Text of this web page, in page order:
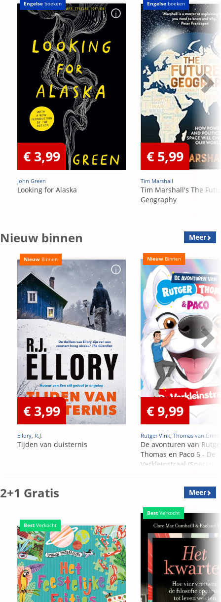
Engelse boeken
€ 3,99
John Green
Looking for Alaska
Engelse boeken
€ 5,99
Tim Marshall
Tim Marshall's The
Geography
Nieuw binnen Meer
Nieuw Binnen
€ 3,99
Ellory, R.J.
Tijden van duisternis
Nieuw Binnen
€ 9,99
Rutger Vink, Thomas van
De avonturen van
Thomas en Paco 5 - De
Verkleinstraal (Special
2+1 Gratis Meer
Best Verkocht
Best Verkocht